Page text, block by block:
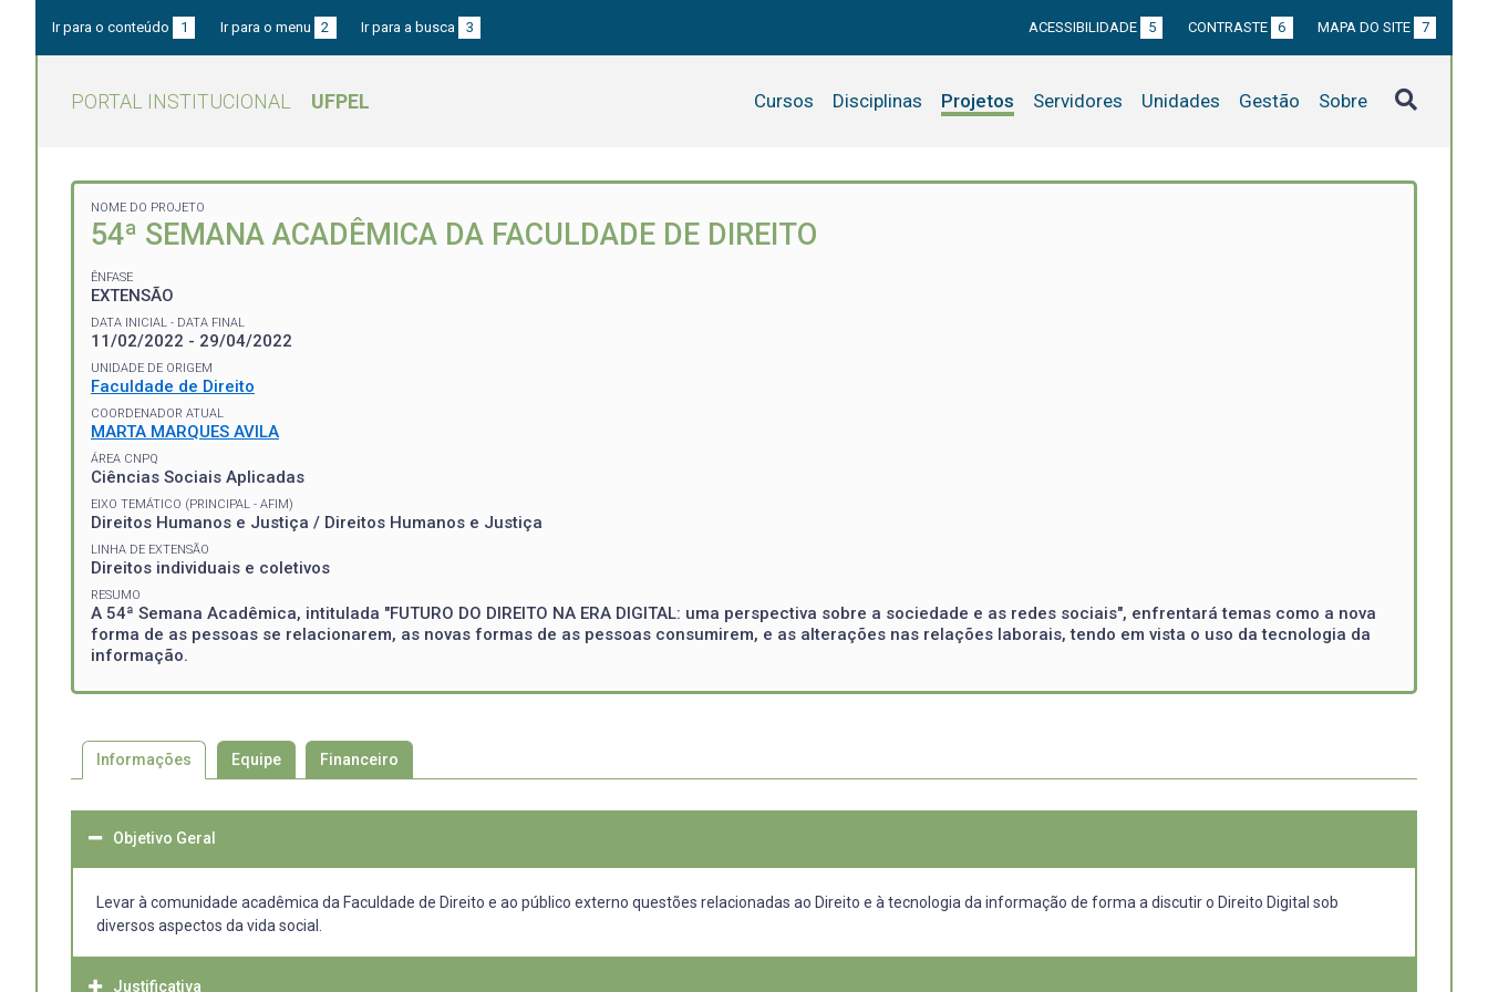
Ir para o conteúdo 1 Ir para o menu 2 Ir para a busca 3 ACESSIBILIDADE 5 CONTRASTE 6 MAPA DO SITE 7
PORTAL INSTITUCIONAL UFPEL Cursos Disciplinas Projetos Servidores Unidades Gestão Sobre
NOME DO PROJETO
54ª SEMANA ACADÊMICA DA FACULDADE DE DIREITO
ÊNFASE
EXTENSÃO
DATA INICIAL - DATA FINAL
11/02/2022 - 29/04/2022
UNIDADE DE ORIGEM
Faculdade de Direito
COORDENADOR ATUAL
MARTA MARQUES AVILA
ÁREA CNPQ
Ciências Sociais Aplicadas
EIXO TEMÁTICO (PRINCIPAL - AFIM)
Direitos Humanos e Justiça / Direitos Humanos e Justiça
LINHA DE EXTENSÃO
Direitos individuais e coletivos
RESUMO
A 54ª Semana Acadêmica, intitulada "FUTURO DO DIREITO NA ERA DIGITAL: uma perspectiva sobre a sociedade e as redes sociais", enfrentará temas como a nova
forma de as pessoas se relacionarem, as novas formas de as pessoas consumirem, e as alterações nas relações laborais, tendo em vista o uso da tecnologia da
informação.
Informações Equipe Financeiro
Objetivo Geral
Levar à comunidade acadêmica da Faculdade de Direito e ao público externo questões relacionadas ao Direito e à tecnologia da informação de forma a discutir o Direito Digital sob
diversos aspectos da vida social.
Justificativa